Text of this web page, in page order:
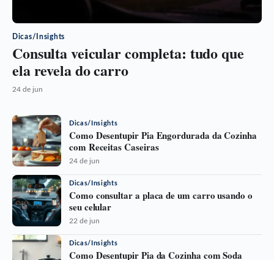
Dicas/Insights
Consulta veicular completa: tudo que
ela revela do carro
24 de jun
Dicas/Insights
Como Desentupir Pia Engordurada da Cozinha
com Receitas Caseiras
24 de jun
Dicas/Insights
Como consultar a placa de um carro usando o
seu celular
22 de jun
Dicas/Insights
Como Desentupir Pia da Cozinha com Soda